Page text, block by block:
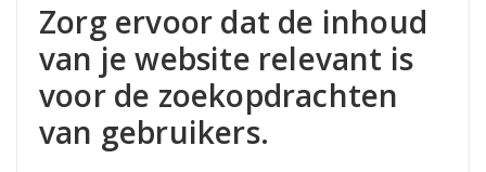
Zorg ervoor dat de inhoud
van je website relevant is
voor de zoekopdrachten
van gebruikers.